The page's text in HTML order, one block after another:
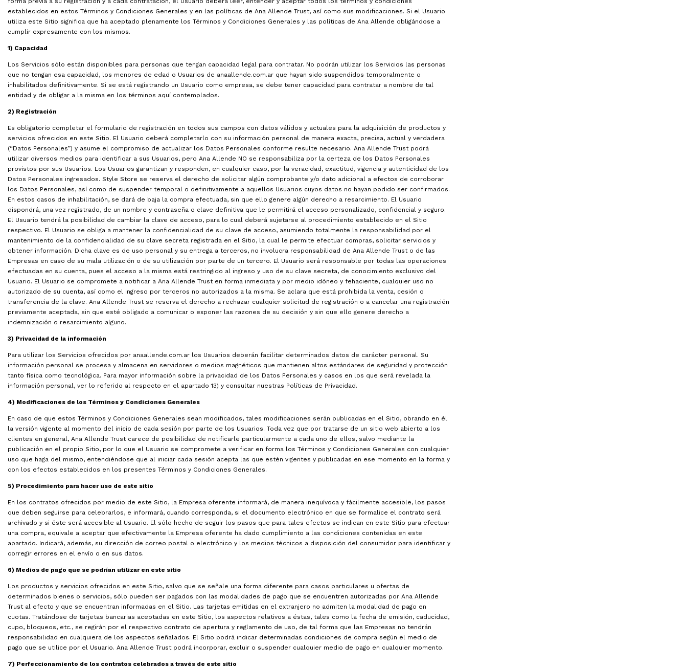
establecidos en estos Términos y Condiciones Generales y en las políticas de Ana Allende Trust, así como sus modificaciones. Si el Usuario
utiliza este Sitio significa que ha aceptado plenamente los Términos y Condiciones Generales y las políticas de Ana Allende obligándose a
cumplir expresamente con los mismos.
1) Capacidad
Los Servicios sólo están disponibles para personas que tengan capacidad legal para contratar. No podrán utilizar los Servicios las personas
que no tengan esa capacidad, los menores de edad o Usuarios de anaallende.com.ar que hayan sido suspendidos temporalmente o
inhabilitados definitivamente. Si se está registrando un Usuario como empresa, se debe tener capacidad para contratar a nombre de tal
entidad y de obligar a la misma en los términos aquí contemplados.
2) Registración
Es obligatorio completar el formulario de registración en todos sus campos con datos válidos y actuales para la adquisición de productos y
servicios ofrecidos en este Sitio. El Usuario deberá completarlo con su información personal de manera exacta, precisa, actual y verdadera
(“Datos Personales”) y asume el compromiso de actualizar los Datos Personales conforme resulte necesario. Ana Allende Trust podrá
utilizar diversos medios para identificar a sus Usuarios, pero Ana Allende NO se responsabiliza por la certeza de los Datos Personales
provistos por sus Usuarios. Los Usuarios garantizan y responden, en cualquier caso, por la veracidad, exactitud, vigencia y autenticidad de los
Datos Personales ingresados. Style Store se reserva el derecho de solicitar algún comprobante y/o dato adicional a efectos de corroborar
los Datos Personales, así como de suspender temporal o definitivamente a aquellos Usuarios cuyos datos no hayan podido ser confirmados.
En estos casos de inhabilitación, se dará de baja la compra efectuada, sin que ello genere algún derecho a resarcimiento. El Usuario
dispondrá, una vez registrado, de un nombre y contraseña o clave definitiva que le permitirá el acceso personalizado, confidencial y seguro.
El Usuario tendrá la posibilidad de cambiar la clave de acceso, para lo cual deberá sujetarse al procedimiento establecido en el Sitio
respectivo. El Usuario se obliga a mantener la confidencialidad de su clave de acceso, asumiendo totalmente la responsabilidad por el
mantenimiento de la confidencialidad de su clave secreta registrada en el Sitio, la cual le permite efectuar compras, solicitar servicios y
obtener información. Dicha clave es de uso personal y su entrega a terceros, no involucra responsabilidad de Ana Allende Trust o de las
Empresas en caso de su mala utilización o de su utilización por parte de un tercero. El Usuario será responsable por todas las operaciones
efectuadas en su cuenta, pues el acceso a la misma está restringido al ingreso y uso de su clave secreta, de conocimiento exclusivo del
Usuario. El Usuario se compromete a notificar a Ana Allende Trust en forma inmediata y por medio idóneo y fehaciente, cualquier uso no
autorizado de su cuenta, así como el ingreso por terceros no autorizados a la misma. Se aclara que está prohibida la venta, cesión o
transferencia de la clave. Ana Allende Trust se reserva el derecho a rechazar cualquier solicitud de registración o a cancelar una registración
previamente aceptada, sin que esté obligado a comunicar o exponer las razones de su decisión y sin que ello genere derecho a
indemnización o resarcimiento alguno.
3) Privacidad de la información
Para utilizar los Servicios ofrecidos por anaallende.com.ar los Usuarios deberán facilitar determinados datos de carácter personal. Su
información personal se procesa y almacena en servidores o medios magnéticos que mantienen altos estándares de seguridad y protección
tanto física como tecnológica. Para mayor información sobre la privacidad de los Datos Personales y casos en los que será revelada la
información personal, ver lo referido al respecto en el apartado 13) y consultar nuestras Políticas de Privacidad.
4) Modificaciones de los Términos y Condiciones Generales
En caso de que estos Términos y Condiciones Generales sean modificados, tales modificaciones serán publicadas en el Sitio, obrando en él
la versión vigente al momento del inicio de cada sesión por parte de los Usuarios. Toda vez que por tratarse de un sitio web abierto a los
clientes en general, Ana Allende Trust carece de posibilidad de notificarle particularmente a cada uno de ellos, salvo mediante la
publicación en el propio Sitio, por lo que el Usuario se compromete a verificar en forma los Términos y Condiciones Generales con cualquier
uso que haga del mismo, entendiéndose que al iniciar cada sesión acepta las que estén vigentes y publicadas en ese momento en la forma y
con los efectos establecidos en los presentes Términos y Condiciones Generales.
5) Procedimiento para hacer uso de este sitio
En los contratos ofrecidos por medio de este Sitio, la Empresa oferente informará, de manera inequívoca y fácilmente accesible, los pasos
que deben seguirse para celebrarlos, e informará, cuando corresponda, si el documento electrónico en que se formalice el contrato será
archivado y si éste será accesible al Usuario. El sólo hecho de seguir los pasos que para tales efectos se indican en este Sitio para efectuar
una compra, equivale a aceptar que efectivamente la Empresa oferente ha dado cumplimiento a las condiciones contenidas en este
apartado. Indicará, además, su dirección de correo postal o electrónico y los medios técnicos a disposición del consumidor para identificar y
corregir errores en el envío o en sus datos.
6) Medios de pago que se podrían utilizar en este sitio
Los productos y servicios ofrecidos en este Sitio, salvo que se señale una forma diferente para casos particulares u ofertas de
determinados bienes o servicios, sólo pueden ser pagados con las modalidades de pago que se encuentren autorizadas por Ana Allende
Trust al efecto y que se encuentran informadas en el Sitio. Las tarjetas emitidas en el extranjero no admiten la modalidad de pago en
cuotas. Tratándose de tarjetas bancarias aceptadas en este Sitio, los aspectos relativos a éstas, tales como la fecha de emisión, caducidad,
cupo, bloqueos, etc., se regirán por el respectivo contrato de apertura y reglamento de uso, de tal forma que las Empresas no tendrán
responsabilidad en cualquiera de los aspectos señalados. El Sitio podrá indicar determinadas condiciones de compra según el medio de
pago que se utilice por el Usuario. Ana Allende Trust podrá incorporar, excluir o suspender cualquier medio de pago en cualquier momento.
7) Perfeccionamiento de los contratos celebrados a través de este sitio